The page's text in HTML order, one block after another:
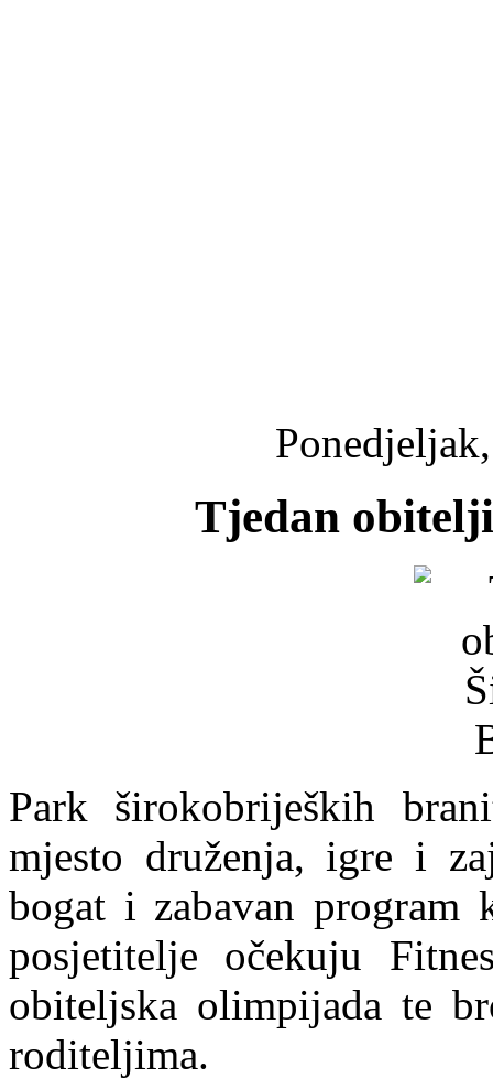
Tjedan
Park širokobrijeških
mjesto druženja, igre i
bogat i zabavan program
posjetitelje očekuju
obiteljska olimpijada te
roditeljima.